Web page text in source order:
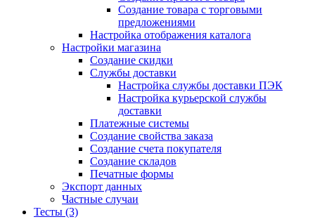
Создание товара с торговыми
предложениями
Настройка отображения каталога
Настройки магазина
Создание скидки
Службы доставки
Настройка службы доставки ПЭК
Настройка курьерской службы
доставки
Платежные системы
Создание свойства заказа
Создание счета покупателя
Создание складов
Печатные формы
Экспорт данных
Частные случаи
Тесты (3)